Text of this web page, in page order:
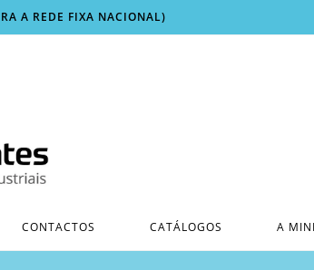
A REDE FIXA NACIONAL)
CONTACTOS CATÁLOGOS A